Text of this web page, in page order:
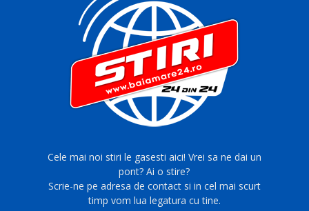
Cele mai noi stiri le gasesti aici! Vrei sa ne dai un
pont? Ai o stire?
Scrie-ne pe adresa de contact si in cel mai scurt
timp vom lua legatura cu tine.